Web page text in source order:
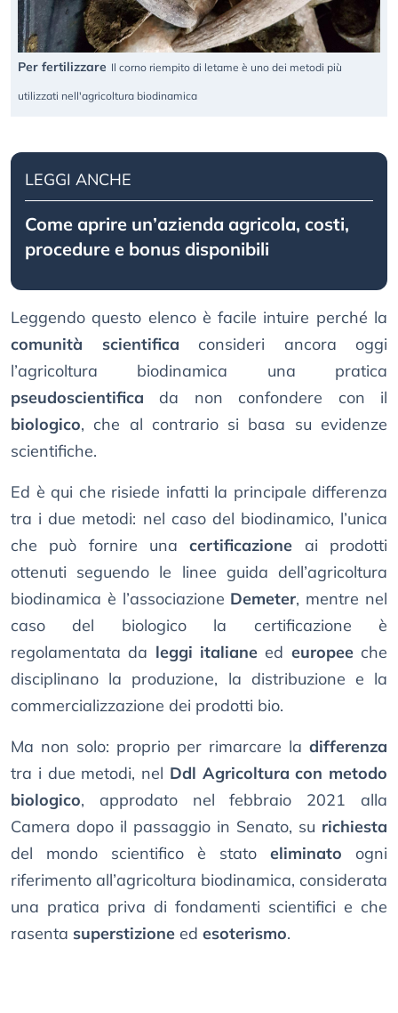
Per fertilizzare Il corno riempito di letame è uno dei metodi più
utilizzati nell'agricoltura biodinamica
LEGGI ANCHE
Come aprire un’azienda agricola, costi,
procedure e bonus disponibili
Leggendo questo elenco è facile intuire perché la
comunità scientifica consideri ancora oggi
l’agricoltura biodinamica una pratica
pseudoscientifica da non confondere con il
biologico, che al contrario si basa su evidenze
scientifiche.
Ed è qui che risiede infatti la principale differenza
tra i due metodi: nel caso del biodinamico, l’unica
che può fornire unacertificazione ai prodotti
ottenuti seguendo le linee guida dell’agricoltura
biodinamica è l’associazione Demeter, mentre nel
caso del biologico la certificazione è
regolamentata da leggi italiane ed europeeche
disciplinano la produzione, la distribuzione e la
commercializzazione dei prodotti bio.
Ma non solo: proprio per rimarcare la differenza
tra i due metodi, nel Ddl Agricoltura con metodo
biologico, approdato nel febbraio 2021 alla
Camera dopo il passaggio in Senato, su richiesta
del mondo scientifico è stato eliminato ogni
riferimento all’agricoltura biodinamica, considerata
una pratica priva di fondamenti scientifici e che
rasenta superstizione ed esoterismo.